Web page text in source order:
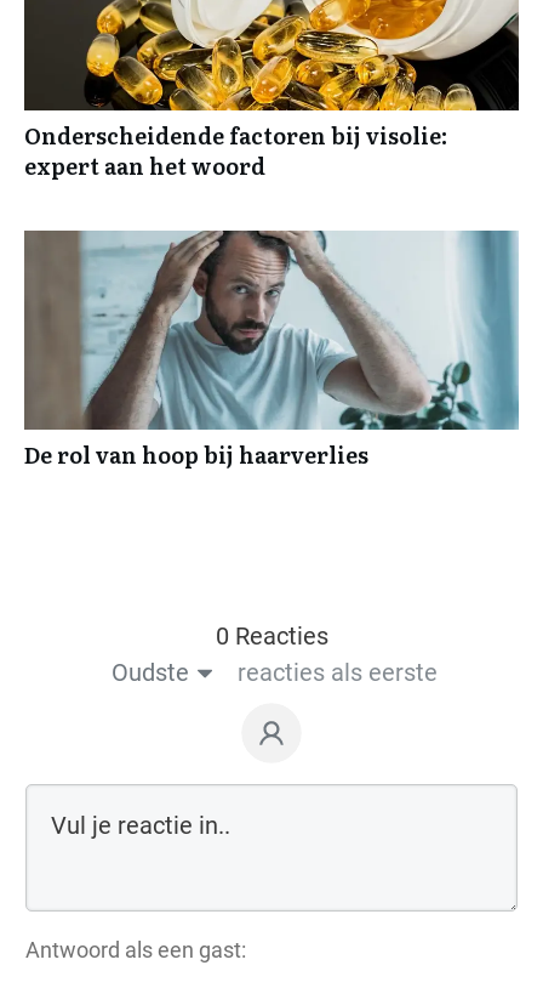
Onderscheidende factoren bij visolie:
expert aan het woord
De rol van hoop bij haarverlies
0 Reacties
Oudste
reacties als eerste
Antwoord als een gast: